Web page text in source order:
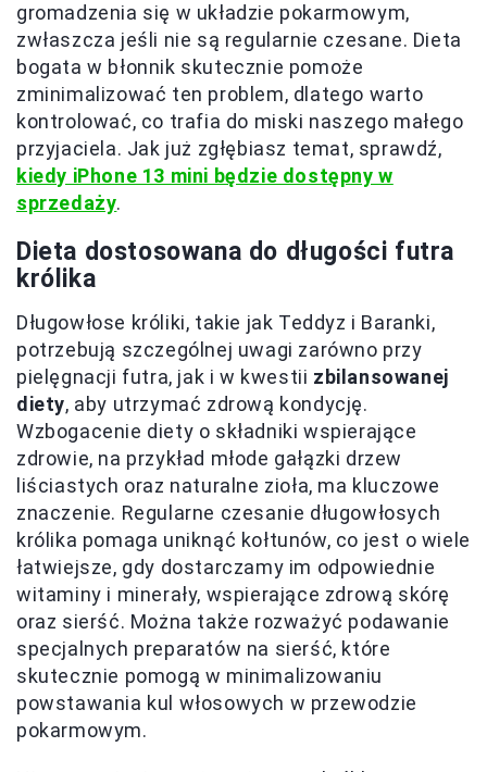
gromadzenia się w układzie pokarmowym,
zwłaszcza jeśli nie są regularnie czesane. Dieta
bogata w błonnik skutecznie pomoże
zminimalizować ten problem, dlatego warto
kontrolować, co trafia do miski naszego małego
przyjaciela. Jak już zgłębiasz temat, sprawdź,
kiedy iPhone 13 mini będzie dostępny w
sprzedaży.
Dieta dostosowana do długości futra
królika
Długowłose króliki, takie jak Teddyz i Baranki,
potrzebują szczególnej uwagi zarówno przy
pielęgnacji futra, jak i w kwestii zbilansowanej
diety, aby utrzymać zdrową kondycję.
Wzbogacenie diety o składniki wspierające
zdrowie, na przykład młode gałązki drzew
liściastych oraz naturalne zioła, ma kluczowe
znaczenie. Regularne czesanie długowłosych
królika pomaga uniknąć kołtunów, co jest o wiele
łatwiejsze, gdy dostarczamy im odpowiednie
witaminy i minerały, wspierające zdrową skórę
oraz sierść. Można także rozważyć podawanie
specjalnych preparatów na sierść, które
skutecznie pomogą w minimalizowaniu
powstawania kul włosowych w przewodzie
pokarmowym.